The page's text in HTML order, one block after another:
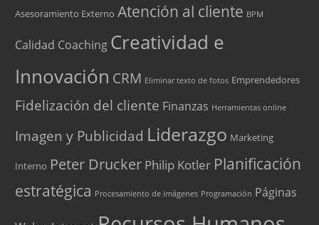
Asesoramiento Externo Atención al cliente BPM
Calidad Coaching Creatividad e
Innovación CRM Eliminar texto de fotos Emprendedores
Fidelización del cliente Finanzas Herramientas online
Imagen y Publicidad Liderazgo Marketing
Interno Peter Drucker Philip Kotler Planificación
estratégica Procesamiento de imágenes Programación Páginas